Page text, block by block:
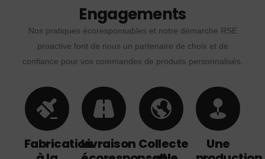
Engagements
Nos pratiques écoresponsables et notre démarche RSE
proactive font de nous un partenaire de choix et de
confiance pour vos commandes de produits personnalisés.
FabricationLivraison Collecte
Une